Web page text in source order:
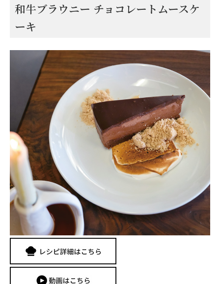
和牛ブラウニー チョコレートムースケ
ーキ